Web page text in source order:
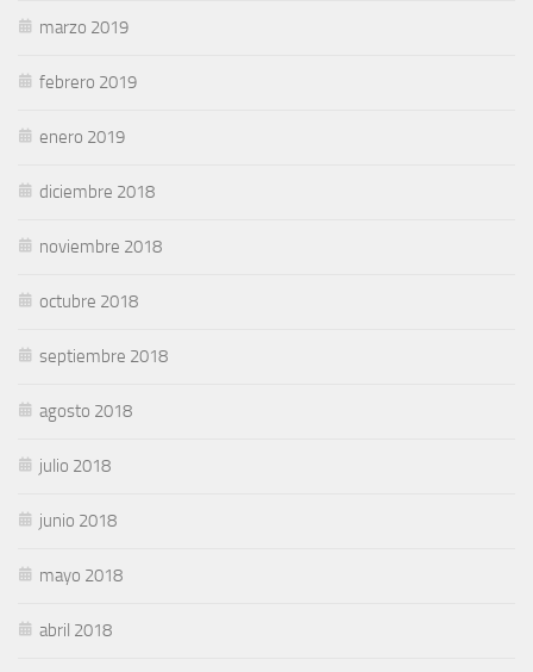
marzo 2019
febrero 2019
enero 2019
diciembre 2018
noviembre 2018
octubre 2018
septiembre 2018
agosto 2018
julio 2018
junio 2018
mayo 2018
abril 2018